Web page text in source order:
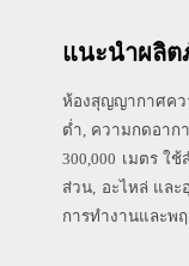
แนะนำผลิ
ห้องสุญญากาศคว
ต่ำ, ความกดอาก
300,000 เมตร ใ
ส่วน, อะไหล่ และ
การทำงานและพ